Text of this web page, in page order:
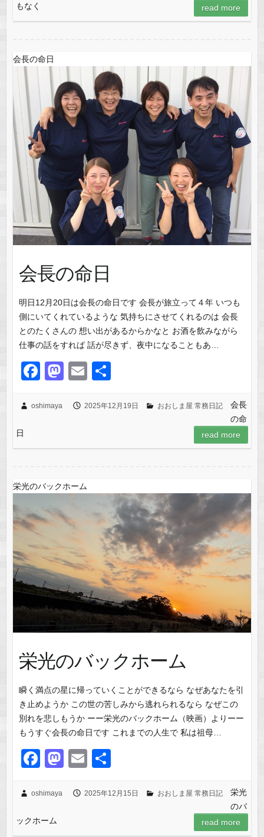
b
o
k
d
もなく
read more
会長の命日
会長の命日
明日12月20日は会長の命日です 会長が旅立って４年 いつも
側にいてくれているような 気持ちにさせてくれるのは 会長
とのたくさんの 想い出があるからかなと お酒を飲みながら
仕事の話をすれば 話が尽きず、夜中になることもあ…
F
c
b
o
M
st
d
n
E
ail
oshimaya 2025年12月19日 おおしま屋 常務日記
会長
の命
日
read more
栄光のバックホーム
栄光のバックホーム
瞬く満点の星に帰っていくことができるなら なぜあなたを引
き止めようか この世の苦しみから逃れられるなら なぜこの
別れを悲しもうか ーー栄光のバックホーム（映画）よりーー
もうすぐ会長の命日です これまでの人生で 私は祖母…
F
c
e
M
st
E
ail
oshimaya 2025年12月15日 おおしま屋 常務日記
栄光
のバ
ックホーム
read more